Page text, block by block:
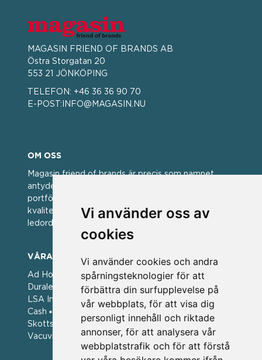
Vi använder oss av
cookies
Vi använder cookies och andra
spårningsteknologier för att
förbättra din surfupplevelse på
vår webbplats, för att visa dig
personligt innehåll och riktade
annonser, för att analysera vår
webbplatstrafik och för att förstå
MAGASIN FRIEND OF BRANDS AB
Östra Storgatan 20
553 21 JÖNKÖPING
TELEFON: +46 36 36 90 70
E-POST: INFO@MAGASIN.NU
OM OSS
Magasin friend of brands är precis som namnet
antyder; en vän av varumärken. Vi har idag en stor
portfölj med välkända varumärken med hög
kvalitet. För oss har kvalitet alltid varit ett av
ledorden och som styrt vår verksamhet.
VÅRA VARUMÄRKEN
Ad Hoc ▪ Bialetti ▪ Cole & Mason ▪ Caps Me ▪
Duralex ▪ Forged ▪ G3 Ferrari ▪ Ken Hom ▪ Kilner ▪
LSA International ▪ Laguiole Style de Vie ▪ Mason
Cash ▪ Pintinox ▪ Plate-it ▪ Price and Kengsington ▪
Skottsberg ▪ Scandinavian Home ▪ Style de Vie ▪
Vacuvin ▪ Viners ▪ Zack ▪ Zyliss